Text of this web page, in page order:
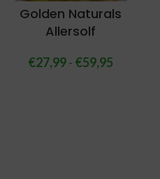
Golden Naturals
Allersolf
€27,99- €59,95